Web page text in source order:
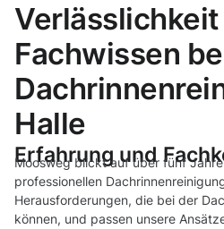
Fachwissen
Halle
Erfahrung und
Moosweg blickt auf über fünf
professionellen
Herausforderungen, die bei der
können, und passen unsere